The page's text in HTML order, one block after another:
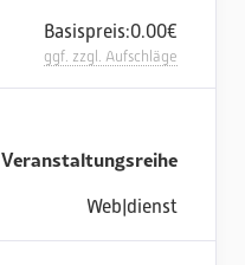
Basispreis:0.00€
ggf. zzgl. Aufschläge
Veranstaltungsreihe
Web|dienst